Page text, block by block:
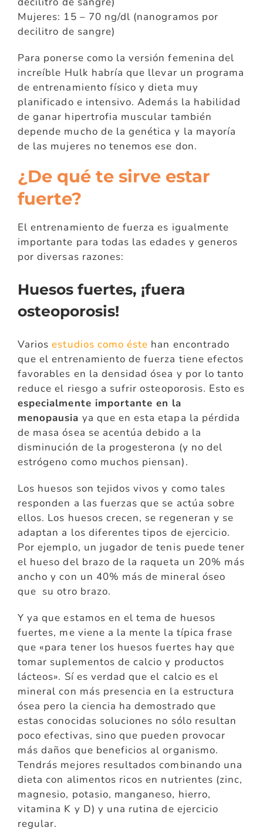
Mujeres: 15 – 70 ng/dl (nanogramos por
decilitro de sangre)
Para ponerse como la versión femenina del
increíble Hulk habría que llevar un programa
de entrenamiento físico y dieta muy
planificado e intensivo. Además la habilidad
de ganar hipertrofia muscular también
depende mucho de la genética y la mayoría
de las mujeres no tenemos ese don.
¿De qué te sirve estar
fuerte?
El entrenamiento de fuerza es igualmente
importante para todas las edades y generos
por diversas razones:
Huesos fuertes, ¡fuera
osteoporosis!
Variosestudios como éste han encontrado
que el entrenamiento de fuerza tiene efectos
favorables en la densidad ósea y por lo tanto
reduce el riesgo a sufrir osteoporosis. Esto es
especialmente importante en la
menopausia ya que en esta etapa la pérdida
de masa ósea se acentúa debido a la
disminución de la progesterona (y no del
estrógeno como muchos piensan).
Los huesos son tejidos vivos y como tales
responden a las fuerzas que se actúa sobre
ellos. Los huesos crecen, se regeneran y se
adaptan a los diferentes tipos de ejercicio.
Por ejemplo, un jugador de tenis puede tener
el hueso del brazo de la raqueta un 20% más
ancho y con un 40% más de mineral óseo
que su otro brazo.
Y ya que estamos en el tema de huesos
fuertes, me viene a la mente la típica frase
que «para tener los huesos fuertes hay que
tomar suplementos de calcio y productos
lácteos». Sí es verdad que el calcio es el
mineral con más presencia en la estructura
ósea pero la ciencia ha demostrado que
estas conocidas soluciones no sólo resultan
poco efectivas, sino que pueden provocar
más daños que beneficios al organismo.
Tendrás mejores resultados combinando una
dieta con alimentos ricos en nutrientes (zinc,
magnesio, potasio, manganeso, hierro,
vitamina K y D) y una rutina de ejercicio
regular.